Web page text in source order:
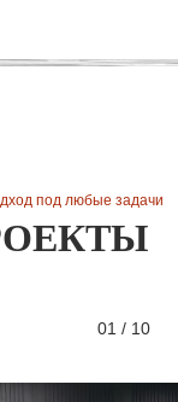
под любые задачи
01 / 10